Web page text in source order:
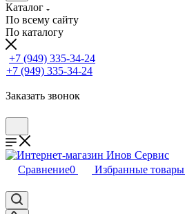
Каталог
По всему сайту
По каталогу
+7 (949) 335-34-24
+7 (949) 335-34-24
Заказать звонок
Сравнение0 Избранные товары